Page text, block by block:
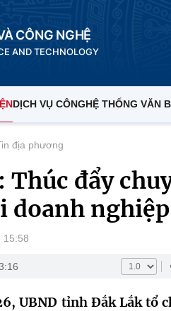
CÔNG NGHỆ
AND TECHNOLOGY
DỊCH VỤ CÔNGHỆ THỐNG VĂN
địa phương
Thúc đẩy
doanh
15:58
UBND tỉnh Đắk Lắk tổ